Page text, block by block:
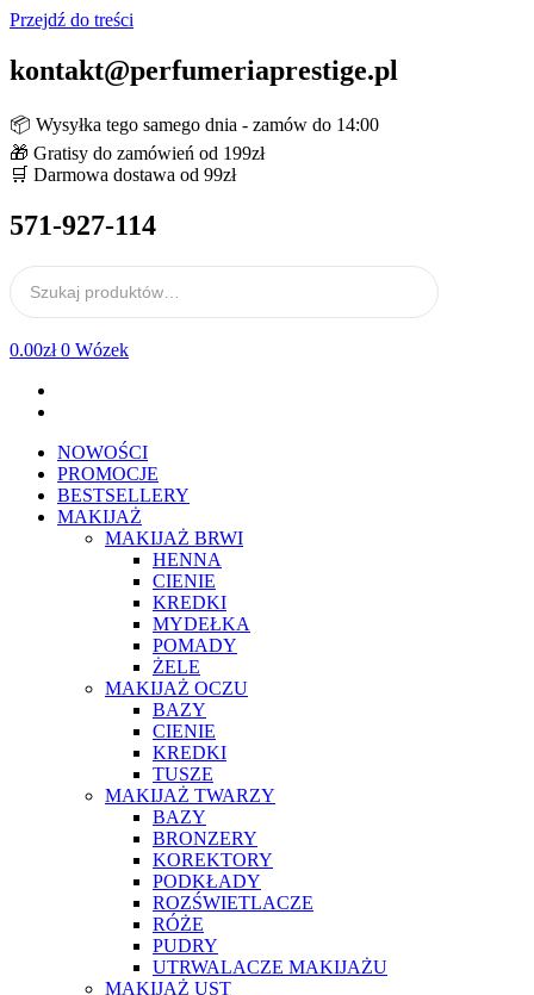
Przejdź do treści
kontakt@perfumeriaprestige.pl
📦 Wysyłka tego samego dnia - zamów do 14:00
🎁 Gratisy do zamówień od 199zł
🛒 Darmowa dostawa od 99zł
571-927-114
0.00zł 0 Wózek
NOWOŚCI
PROMOCJE
BESTSELLERY
MAKIJAŻ
MAKIJAŻ BRWI
HENNA
CIENIE
KREDKI
MYDEŁKA
POMADY
ŻELE
MAKIJAŻ OCZU
BAZY
CIENIE
KREDKI
TUSZE
MAKIJAŻ TWARZY
BAZY
BRONZERY
KOREKTORY
PODKŁADY
ROZŚWIETLACZE
RÓŻE
PUDRY
UTRWALACZE MAKIJAŻU
MAKIJAŻ UST